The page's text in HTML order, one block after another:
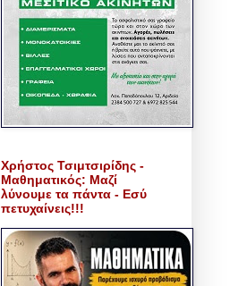
Χρήστος Τσιμτσιρίδης -
Μαθηματικός: Μαζί
λύνουμε τα πάντα - Εσύ
πετυχαίνεις!!!